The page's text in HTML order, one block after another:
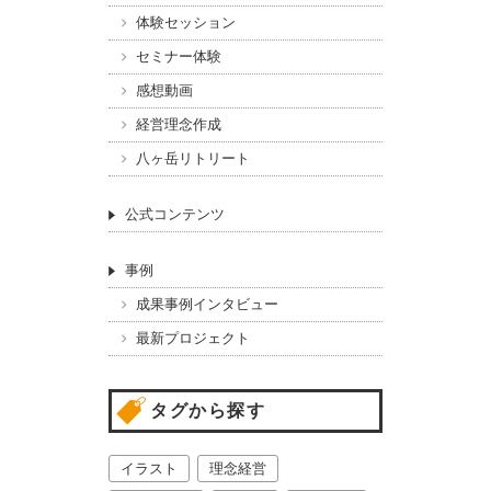
体験セッション
セミナー体験
感想動画
経営理念作成
八ヶ岳リトリート
公式コンテンツ
事例
成果事例インタビュー
最新プロジェクト
タグから探す
イラスト 理念経営